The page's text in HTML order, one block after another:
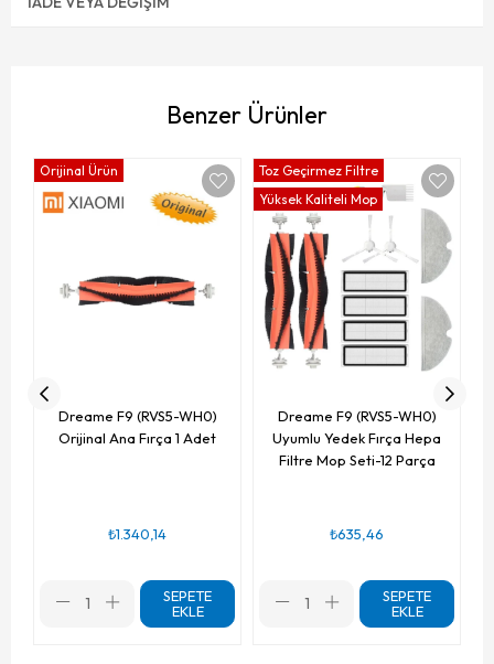
Benzer Ürünler
Dreame F9 (RVS5-WH0)
Orijinal Ana Fırça 1 Adet
₺1.340,14
SEPETE
EKLE
Orijinal Ürün
Dreame F9 (RVS5-WH0)
Uyumlu Yedek Fırça Hepa
Filtre Mop Seti-12 Parça
₺635,46
SEPETE
EKLE
Toz Geçirmez Filtre
Yüksek Kaliteli Mop